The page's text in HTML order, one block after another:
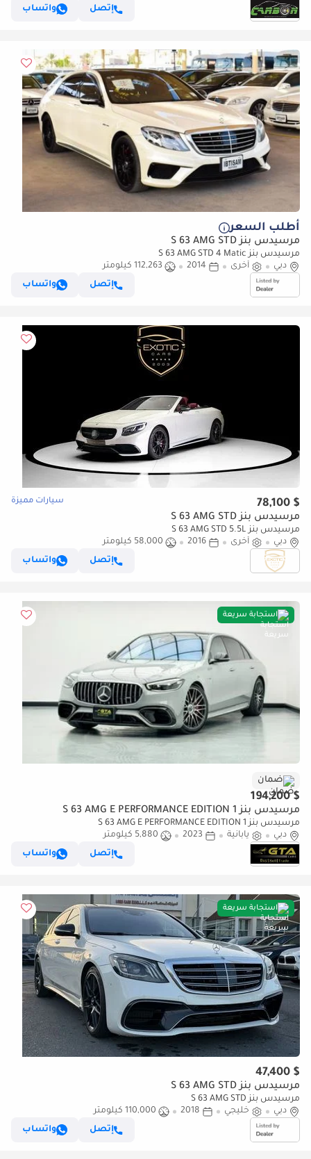
إتصل واتساب
أطلب السعر
مرسيدس بنز S 63 AMG STD
مرسيدس بنز S 63 AMG STD 4 Matic
دبي
أخرى 2014
112,263 كيلومتر
إتصل
واتساب
$ 78,100 سيارات مميزة
مرسيدس بنز S 63 AMG STD
مرسيدس بنز S 63 AMG STD 5.5L
دبي
أخرى 2016
58,000 كيلومتر
إتصل
واتساب
استجابة سريعة
ضمان
$ 194,200
مرسيدس بنز S 63 AMG E PERFORMANCE EDITION 1
مرسيدس بنز S 63 AMG E PERFORMANCE EDITION 1
دبي
يابانية 2023
5,880 كيلومتر
إتصل
واتساب
استجابة سريعة
$ 47,400
مرسيدس بنز S 63 AMG STD
مرسيدس بنز S 63 AMG STD
دبي
خليجي 2018
110,000 كيلومتر
إتصل
واتساب